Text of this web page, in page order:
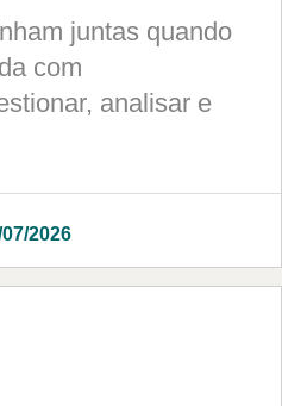
juntas quando
com
analisar e
2026